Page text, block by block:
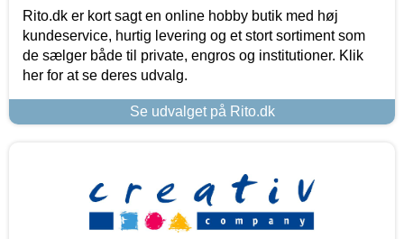
Rito.dk er kort sagt en online hobby butik med høj
kundeservice, hurtig levering og et stort sortiment som
de sælger både til private, engros og institutioner. Klik
her for at se deres udvalg.
Se udvalget på Rito.dk